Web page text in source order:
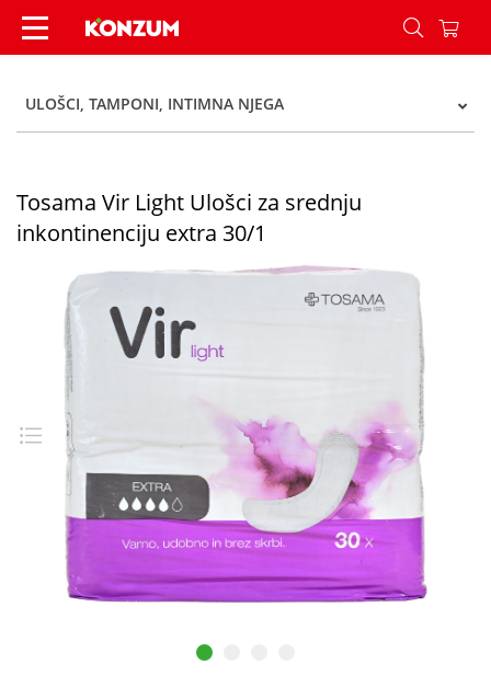
Tosama Vir Light Ulošci za srednju
ULOŠCI, TAMPONI, INTIMNA NJEGA
Tosama Vir Light Ulošci za srednju
inkontinenciju extra 30/1